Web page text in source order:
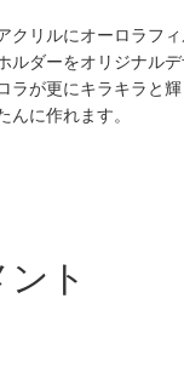
クリルにオーロラフ
ルダーをオリジナル
ラが更にキラキラと
んに作れます。
ト